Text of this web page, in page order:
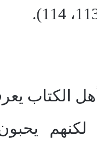
الكتاب
لكنهم